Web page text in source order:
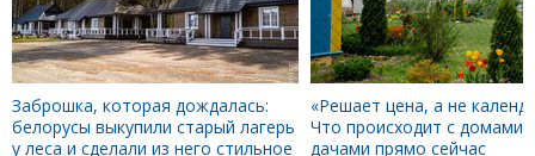
Заброшка, которая дождалась:
белорусы выкупили старый лагерь
у леса и сделали из него стильное
«Решает цена, а не
Что происходит с домами
дачами прямо сейчас